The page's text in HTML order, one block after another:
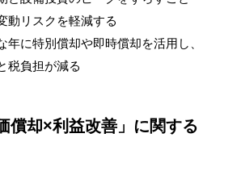
動リスクを軽減する
年に特別償却や即時償却を活用し、
税負担が減る
償却×利益改善」に関する